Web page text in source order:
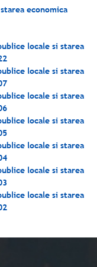
economica
locale si starea
locale si starea
locale si starea
locale si starea
locale si starea
locale si starea
locale si starea